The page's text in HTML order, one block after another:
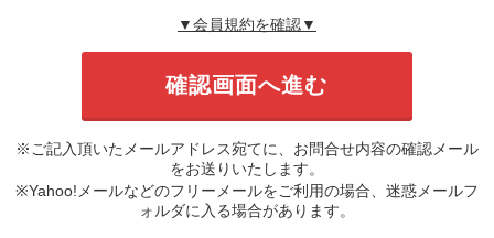
▼会員規約を確認▼
※ご記入頂いたメールアドレス宛てに、お問合せ内容の確認メール
をお送りいたします。
※Yahoo!メールなどのフリーメールをご利用の場合、迷惑メールフ
ォルダに入る場合があります。